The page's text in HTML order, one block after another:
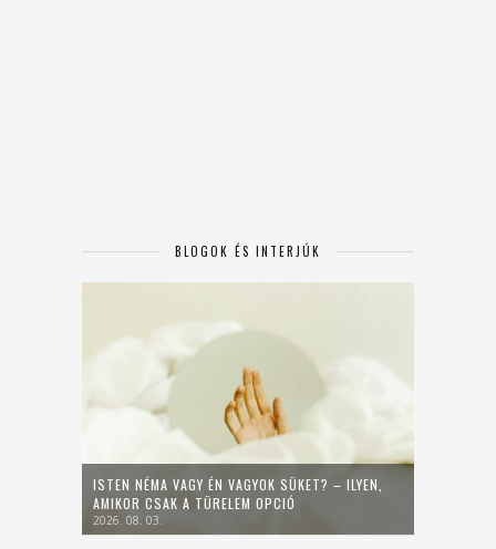
BLOGOK ÉS INTERJÚK
ISTEN NÉMA VAGY ÉN VAGYOK SÜKET? – ILYEN,
AMIKOR CSAK A TÜRELEM OPCIÓ
2026. 08. 03.